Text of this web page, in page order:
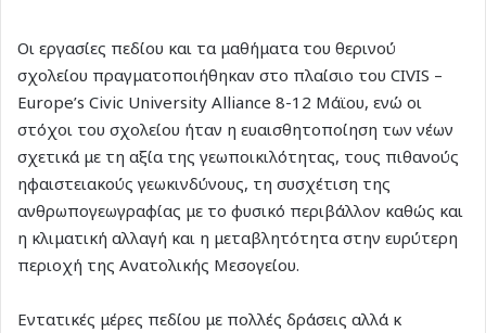
Οι εργασίες πεδίου και τα μαθήματα του θερινού
σχολείου πραγματοποιήθηκαν στο πλαίσιο του CIVIS –
Europe’s Civic University Alliance 8-12 Μάϊου, ενώ οι
στόχοι του σχολείου ήταν η ευαισθητοποίηση των νέων
σχετικά με τη αξία της γεωποικιλότητας, τους πιθανούς
ηφαιστειακούς γεωκινδύνους, τη συσχέτιση της
ανθρωπογεωγραφίας με το φυσικό περιβάλλον καθώς και
η κλιματική αλλαγή και η μεταβλητότητα στην ευρύτερη
περιοχή της Ανατολικής Μεσογείου.
Εντατικές μέρες πεδίου με πολλές δράσεις αλλά κ